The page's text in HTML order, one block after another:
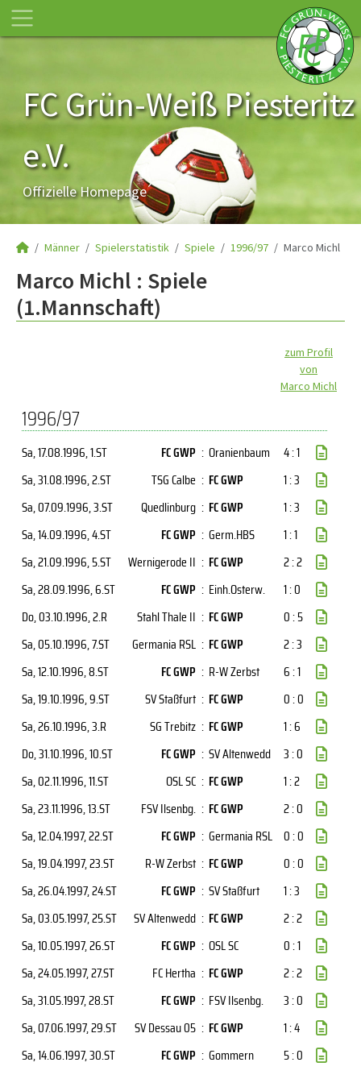
FC Grün-Weiß Piesteritz
e.V.
Offizielle Homepage
Männer Spielerstatistik Spiele 1996/97 Marco Michl
Marco Michl : Spiele
(1.Mannschaft)
zum Profil
von
Marco Michl
1996/97
Sa, 17.08.1996, 1.ST FC GWP : Oranienbaum
4 : 1
Sa, 31.08.1996, 2.ST TSG Calbe : FC GWP
1 : 3
Sa, 07.09.1996, 3.ST Quedlinburg : FC GWP
1 : 3
Sa, 14.09.1996, 4.ST FC GWP : Germ.HBS
1 : 1
Sa, 21.09.1996, 5.ST Wernigerode II : FC GWP
2 : 2
Sa, 28.09.1996, 6.ST FC GWP : Einh.Osterw.
1 : 0
Do, 03.10.1996, 2.R Stahl Thale II : FC GWP
0 : 5
Sa, 05.10.1996, 7.ST Germania RSL : FC GWP
2 : 3
Sa, 12.10.1996, 8.ST FC GWP : R-W Zerbst
6 : 1
Sa, 19.10.1996, 9.ST SV Staßfurt : FC GWP
0 : 0
Sa, 26.10.1996, 3.R SG Trebitz : FC GWP
1 : 6
Do, 31.10.1996, 10.ST FC GWP : SV Altenwedd
3 : 0
Sa, 02.11.1996, 11.ST OSL SC : FC GWP
1 : 2
Sa, 23.11.1996, 13.ST FSV Ilsenbg. : FC GWP
2 : 0
Sa, 12.04.1997, 22.ST FC GWP : Germania RSL 0 : 0
Sa, 19.04.1997, 23.ST R-W Zerbst : FC GWP
0 : 0
Sa, 26.04.1997, 24.ST FC GWP : SV Staßfurt
1 : 3
Sa, 03.05.1997, 25.ST SV Altenwedd : FC GWP
2 : 2
Sa, 10.05.1997, 26.ST FC GWP : OSL SC
0 : 1
Sa, 24.05.1997, 27.ST FC Hertha : FC GWP
2 : 2
Sa, 31.05.1997, 28.ST FC GWP : FSV Ilsenbg.
3 : 0
Sa, 07.06.1997, 29.ST SV Dessau 05 : FC GWP
1 : 4
Sa, 14.06.1997, 30.ST FC GWP : Gommern 5 : 0